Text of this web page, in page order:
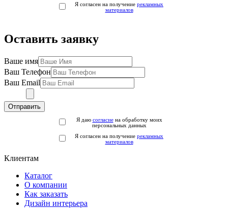
Я согласен на получение рекламных
материалов
Оставить заявку
Ваше имя
Ваш Телефон
Ваш Email
Отправить
Я даю согласиена обработку моих
персональных данных
Я согласен на получение рекламных
материалов
Клиентам
Каталог
О компании
Как заказать
Дизайн интерьера